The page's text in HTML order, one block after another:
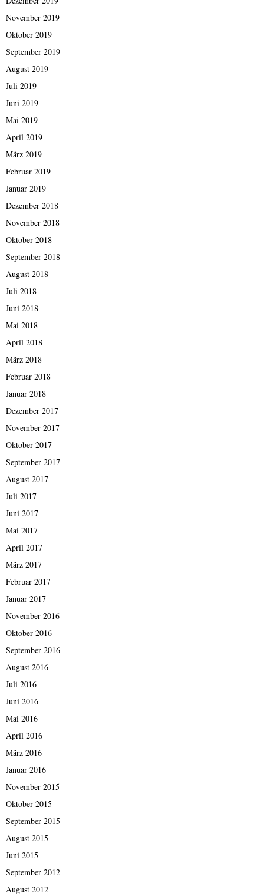
November 2019
Oktober 2019
September 2019
August 2019
Juli 2019
Juni 2019
Mai 2019
April 2019
März 2019
Februar 2019
Januar 2019
Dezember 2018
November 2018
Oktober 2018
September 2018
August 2018
Juli 2018
Juni 2018
Mai 2018
April 2018
März 2018
Februar 2018
Januar 2018
Dezember 2017
November 2017
Oktober 2017
September 2017
August 2017
Juli 2017
Juni 2017
Mai 2017
April 2017
März 2017
Februar 2017
Januar 2017
November 2016
Oktober 2016
September 2016
August 2016
Juli 2016
Juni 2016
Mai 2016
April 2016
März 2016
Januar 2016
November 2015
Oktober 2015
September 2015
August 2015
Juni 2015
September 2012
August 2012